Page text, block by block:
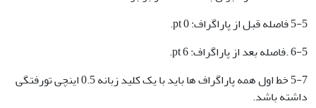
5-5 فاصله قبل از پاراگراف: 0 pt.
6-5 .فاصله بعد از پاراگراف: 6 pt.
5-7 خط اول همه پاراگراف ها باید با یک کلید زبانه 0.5 اینچی تورفتگی
داشته باشد.